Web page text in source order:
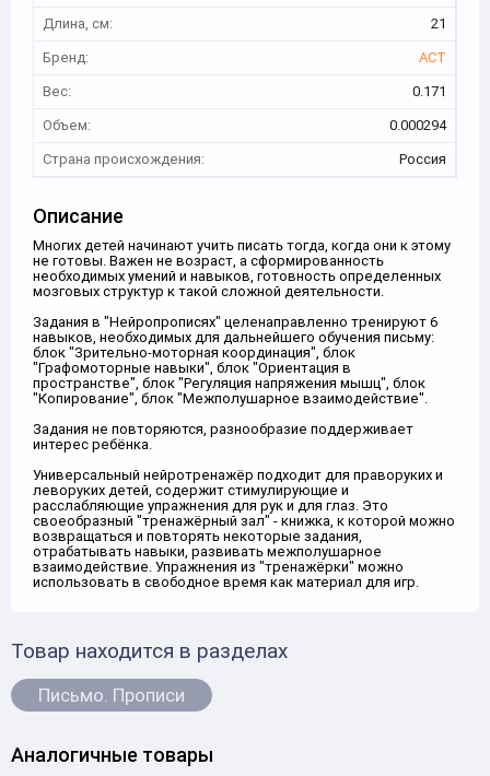
Длина, см:
21
Бренд:
АСТ
Вес:
0.171
Объем:
0.000294
Страна происхождения:
Россия
Описание
Многих детей начинают учить писать тогда, когда они к этому
не готовы. Важен не возраст, а сформированность
необходимых умений и навыков, готовность определенных
мозговых структур к такой сложной деятельности.
Задания в "Нейропрописях" целенаправленно тренируют 6
навыков, необходимых для дальнейшего обучения письму:
блок "Зрительно-моторная координация", блок
"Графомоторные навыки", блок "Ориентация в
пространстве", блок "Регуляция напряжения мышц", блок
"Копирование", блок "Межполушарное взаимодействие".
Задания не повторяются, разнообразие поддерживает
интерес ребёнка.
Универсальный нейротренажёр подходит для праворуких и
леворуких детей, содержит стимулирующие и
расслабляющие упражнения для рук и для глаз. Это
своеобразный "тренажёрный зал" - книжка, к которой можно
возвращаться и повторять некоторые задания,
отрабатывать навыки, развивать межполушарное
взаимодействие. Упражнения из "тренажёрки" можно
использовать в свободное время как материал для игр.
Товар находится в разделах
Письмо. Прописи
Аналогичные товары